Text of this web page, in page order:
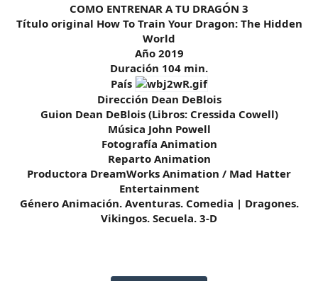
COMO ENTRENAR A TU DRAGÓN 3
Título original How To Train Your Dragon: The Hidden
World
Año 2019
Duración 104 min.
País
Dirección Dean DeBlois
Guion Dean DeBlois (Libros: Cressida Cowell)
Música John Powell
Fotografía Animation
Reparto Animation
Productora DreamWorks Animation / Mad Hatter
Entertainment
Género Animación. Aventuras. Comedia | Dragones.
Vikingos. Secuela. 3-D